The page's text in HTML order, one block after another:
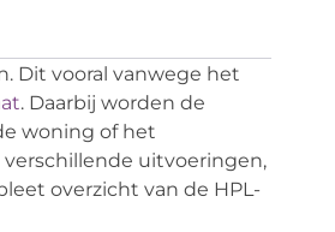
Dit vooral vanwege het
. Daarbij worden de
woning of het
uitvoeringen,
overzicht van de HPL-